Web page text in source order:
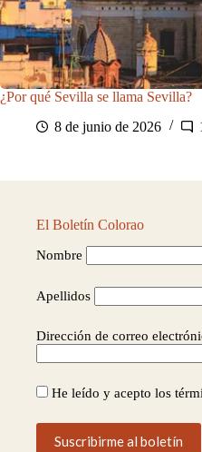
¿Por qué Sevilla se llama Sevilla?
8 de junio de 2026
El Boletín Colorao
Nombre
Apellidos
Dirección de correo
He leído y acepto los